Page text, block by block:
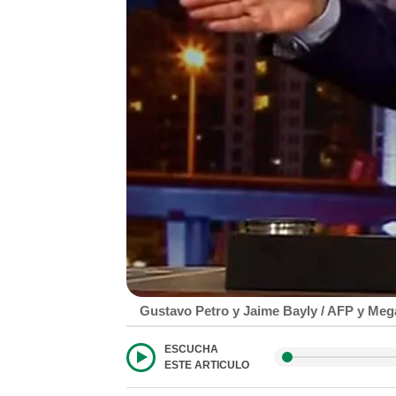
Gustavo Petro y Jaime Bayly / AFP y
ESCUCHA
ESTE ARTICULO